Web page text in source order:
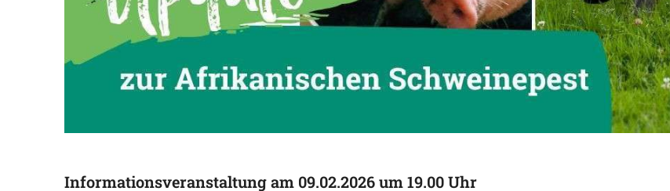
Informationsveranstaltung am 09.02.2026 um 19.00 Uhr